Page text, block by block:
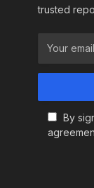
trusted
By